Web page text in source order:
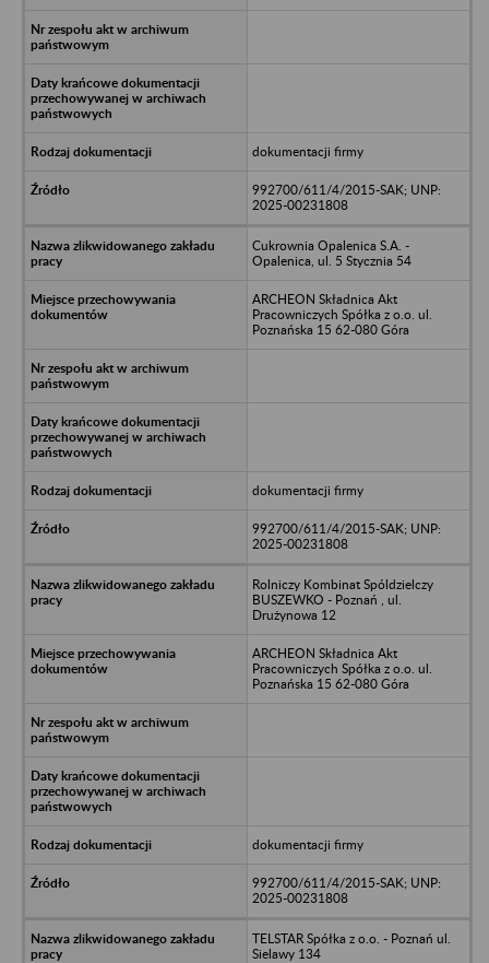
dokumentacji firmy
992700/611/4/2015-SAK; UNP:
2025-00231808
Cukrownia Opalenica S.A. -
Opalenica, ul. 5 Stycznia 54
ARCHEON Składnica Akt
Pracowniczych Spółka z o.o. ul.
Poznańska 15 62-080 Góra
dokumentacji firmy
992700/611/4/2015-SAK; UNP:
2025-00231808
Rolniczy Kombinat Spóldzielczy
BUSZEWKO - Poznań , ul.
Drużynowa 12
ARCHEON Składnica Akt
Pracowniczych Spółka z o.o. ul.
Poznańska 15 62-080 Góra
dokumentacji firmy
992700/611/4/2015-SAK; UNP:
2025-00231808
TELSTAR Spółka z o.o. - Poznań ul.
Sielawy 134